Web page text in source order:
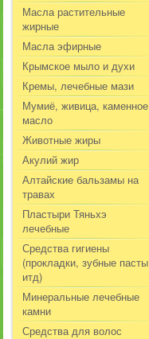
Масла растительные
жирные
Масла эфирные
Крымское мыло и духи
Кремы, лечебные мази
Мумиё, живица, каменное
масло
Животные жиры
Акулий жир
Алтайские бальзамы на
травах
Пластыри Тяньхэ
лечебные
Средства гигиены
(прокладки, зубные пасты
итд)
Минеральные лечебные
камни
Средства для волос